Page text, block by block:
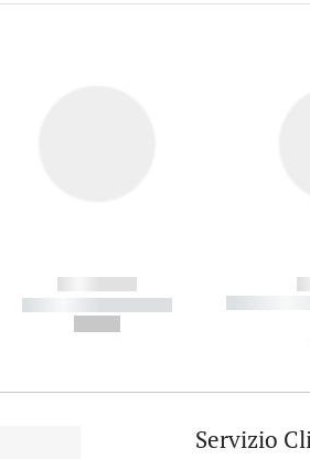
------------
----------- -----------
-----------
Servizio